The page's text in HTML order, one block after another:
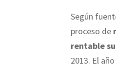
Según
proceso de
rentable
2013. El
n
e
t
o